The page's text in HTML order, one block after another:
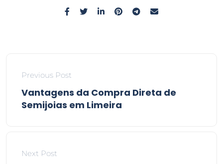
Previous Post
Vantagens da Compra Direta de
Semijoias em Limeira
Next Post